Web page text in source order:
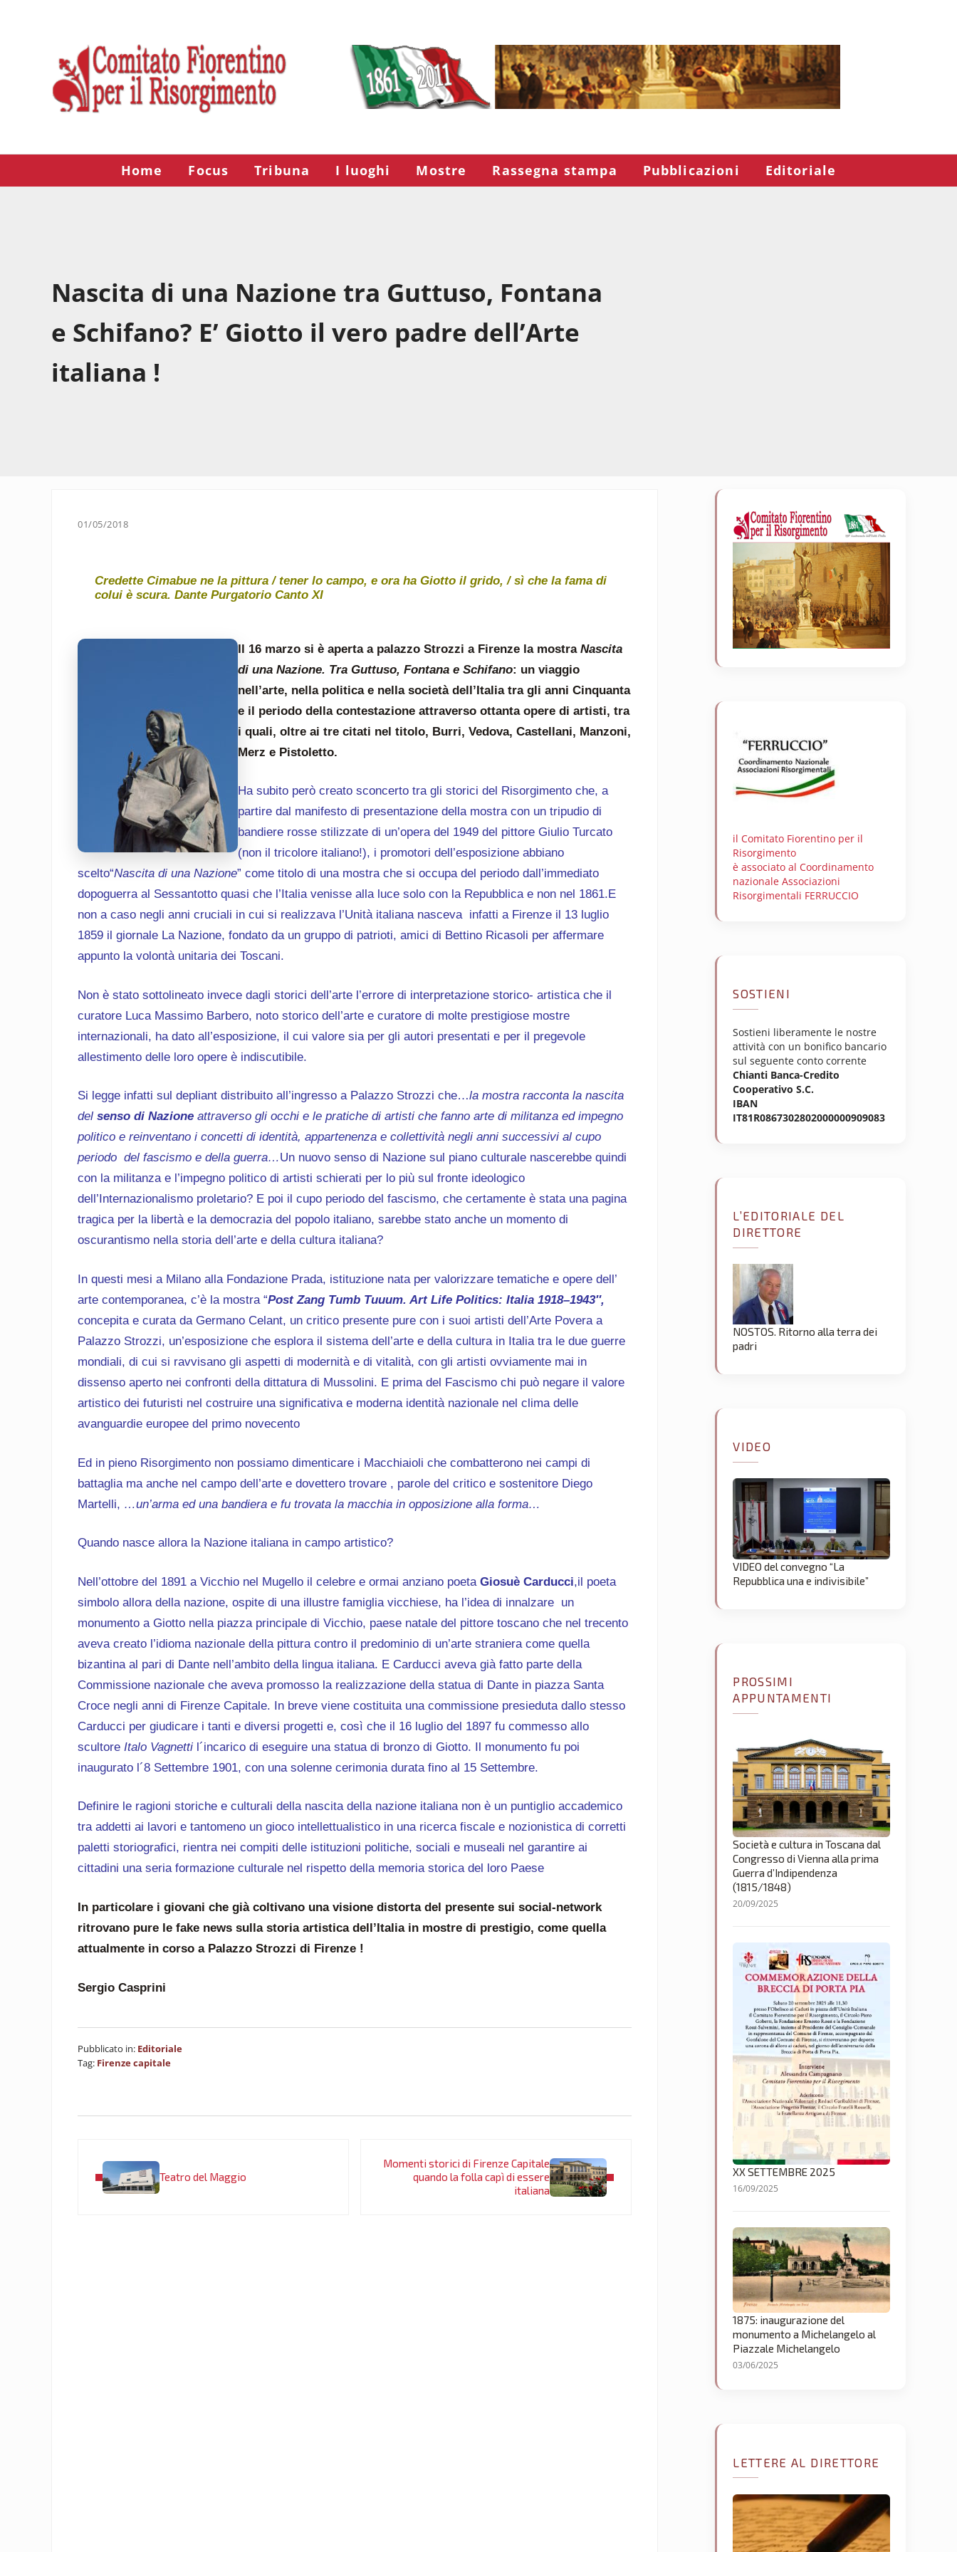
Home Focus Tribuna I luoghi Mostre Rassegna stampa Pubblicazioni Editoriale
Nascita di una Nazione tra Guttuso, Fontana
e Schifano? E’ Giotto il vero padre dell’Arte
italiana !
01/05/2018
Credette Cimabue ne la pittura / tener lo campo, e ora ha Giotto il grido, / sì che la fama di
colui è scura.DantePurgatorio Canto XI
Il 16 marzo si è aperta a palazzo Strozzi a Firenze la mostraNascita
di una Nazione. Tra Guttuso, Fontana e Schifano: un viaggio
nell’arte, nella politica e nella società dell’Italia tra gli anni Cinquanta
e il periodo della contestazione attraverso ottanta opere di artisti, tra
i quali, oltre ai tre citati nel titolo, Burri, Vedova, Castellani, Manzoni,
Merz e Pistoletto.
Ha subito però creato sconcerto tra gli storici del Risorgimento che, a
partire dal manifesto di presentazione della mostra con un tripudio di
bandiere rosse stilizzate di un’opera del 1949 del pittore Giulio Turcato
(non il tricolore italiano!), i promotori dell’esposizione abbiano
scelto“Nascita di una Nazione” come titolo di una mostra che si occupa del periodo dall’immediato
dopoguerra al Sessantotto quasi che l’Italia venisse alla luce solo con la Repubblica e non nel 1861.E
non a caso negli anni cruciali in cui si realizzava l’Unità italiana nasceva infatti a Firenze il 13 luglio
1859 il giornale La Nazione, fondato da un gruppo di patrioti, amici di Bettino Ricasoli per affermare
appunto la volontà unitaria dei Toscani.
Non è stato sottolineato invece dagli storici dell’arte l’errore di interpretazione storico- artistica che il
curatore Luca Massimo Barbero, noto storico dell’arte e curatore di molte prestigiose mostre
internazionali, ha dato all’esposizione, il cui valore sia per gli autori presentati e per il pregevole
allestimento delle loro opere è indiscutibile.
Si legge infatti sul depliant distribuito all’ingresso a Palazzo Strozzi che…la mostra racconta la nascita
delsenso di Nazione attraverso gli occhi e le pratiche di artisti che fanno arte di militanza ed impegno
politico e reinventano i concetti di identità, appartenenza e collettività negli anni successivi al cupo
periodo del fascismo e della guerra…Un nuovo senso di Nazione sul piano culturale nascerebbe quindi
con la militanza e l’impegno politico di artisti schierati per lo più sul fronte ideologico
dell’Internazionalismo proletario? E poi il cupo periodo del fascismo, che certamente è stata una pagina
tragica per la libertà e la democrazia del popolo italiano, sarebbe stato anche un momento di
oscurantismo nella storia dell’arte e della cultura italiana?
In questi mesi a Milano alla Fondazione Prada, istituzione nata per valorizzare tematiche e opere dell’
arte contemporanea, c’è la mostra “Post Zang Tumb Tuuum. Art Life Politics: Italia 1918–1943″,
concepita e curata da Germano Celant, un critico presente pure con i suoi artisti dell’Arte Povera a
Palazzo Strozzi, un’esposizione che esplora il sistema dell’arte e della cultura in Italia tra le due guerre
mondiali, di cui si ravvisano gli aspetti di modernità e di vitalità, con gli artisti ovviamente mai in
dissenso aperto nei confronti della dittatura di Mussolini. E prima del Fascismo chi può negare il valore
artistico dei futuristi nel costruire una significativa e moderna identità nazionale nel clima delle
avanguardie europee del primo novecento
Ed in pieno Risorgimento non possiamo dimenticare i Macchiaioli che combatterono nei campi di
battaglia ma anche nel campo dell’arte e dovettero trovare , parole del critico e sostenitore Diego
Martelli, …un’arma ed una bandiera e fu trovata la macchia in opposizione alla forma…
Quando nasce allora la Nazione italiana in campo artistico?
Nell’ottobre del 1891 a Vicchio nel Mugello il celebre e ormai anziano poetaGiosuè Carducci,il poeta
simbolo allora della nazione, ospite di una illustre famiglia vicchiese, ha l’idea di innalzare un
monumento a Giotto nella piazza principale di Vicchio, paese natale del pittore toscano che nel trecento
aveva creato l’idioma nazionale della pittura contro il predominio di un’arte straniera come quella
bizantina al pari di Dante nell’ambito della lingua italiana. E Carducci aveva già fatto parte della
Commissione nazionale che aveva promosso la realizzazione della statua di Dante in piazza Santa
Croce negli anni di Firenze Capitale. In breve viene costituita una commissione presieduta dallo stesso
Carducci per giudicare i tanti e diversi progetti e, così che il 16 luglio del 1897 fu commesso allo
scultore Italo Vagnetti l´incarico di eseguire una statua di bronzo di Giotto. Il monumento fu poi
inaugurato l´8 Settembre 1901, con una solenne cerimonia durata fino al 15 Settembre.
Definire le ragioni storiche e culturali della nascita della nazione italiana non è un puntiglio accademico
tra addetti ai lavori e tantomeno un gioco intellettualistico in una ricerca fiscale e nozionistica di corretti
paletti storiografici, rientra nei compiti delle istituzioni politiche, sociali e museali nel garantire ai
cittadini una seria formazione culturale nel rispetto della memoria storica del loro Paese
In particolare i giovani che già coltivano una visione distorta del presente sui social-network
ritrovano pure le fake news sulla storia artistica dell’Italia in mostre di prestigio, come quella
attualmente in corso a Palazzo Strozzi di Firenze !
Sergio Casprini
Pubblicato in: Editoriale
Tag: Firenze capitale
Teatro del Maggio
Momenti storici di Firenze Capitale
quando la folla capì di essere
italiana
Sidebar
il Comitato Fiorentino per il
Risorgimento
è associato al Coordinamento
nazionale Associazioni
Risorgimentali FERRUCCIO
SOSTIENI
Sostieni liberamente le nostre
attività con un bonifico bancario
sul seguente conto corrente
Chianti Banca-Credito
Cooperativo S.C.
IBAN
IT81R0867302802000000909083
L’EDITORIALE DEL
DIRETTORE
NOSTOS. Ritorno alla terra dei
padri
VIDEO
VIDEO del convegno “La
Repubblica una e indivisibile”
PROSSIMI
APPUNTAMENTI
Società e cultura in Toscana dal
Congresso di Vienna alla prima
Guerra d’Indipendenza
(1815/1848)
20/09/2025
XX SETTEMBRE 2025
16/09/2025
1875: inaugurazione del
monumento a Michelangelo al
Piazzale Michelangelo
03/06/2025
LETTERE AL DIRETTORE